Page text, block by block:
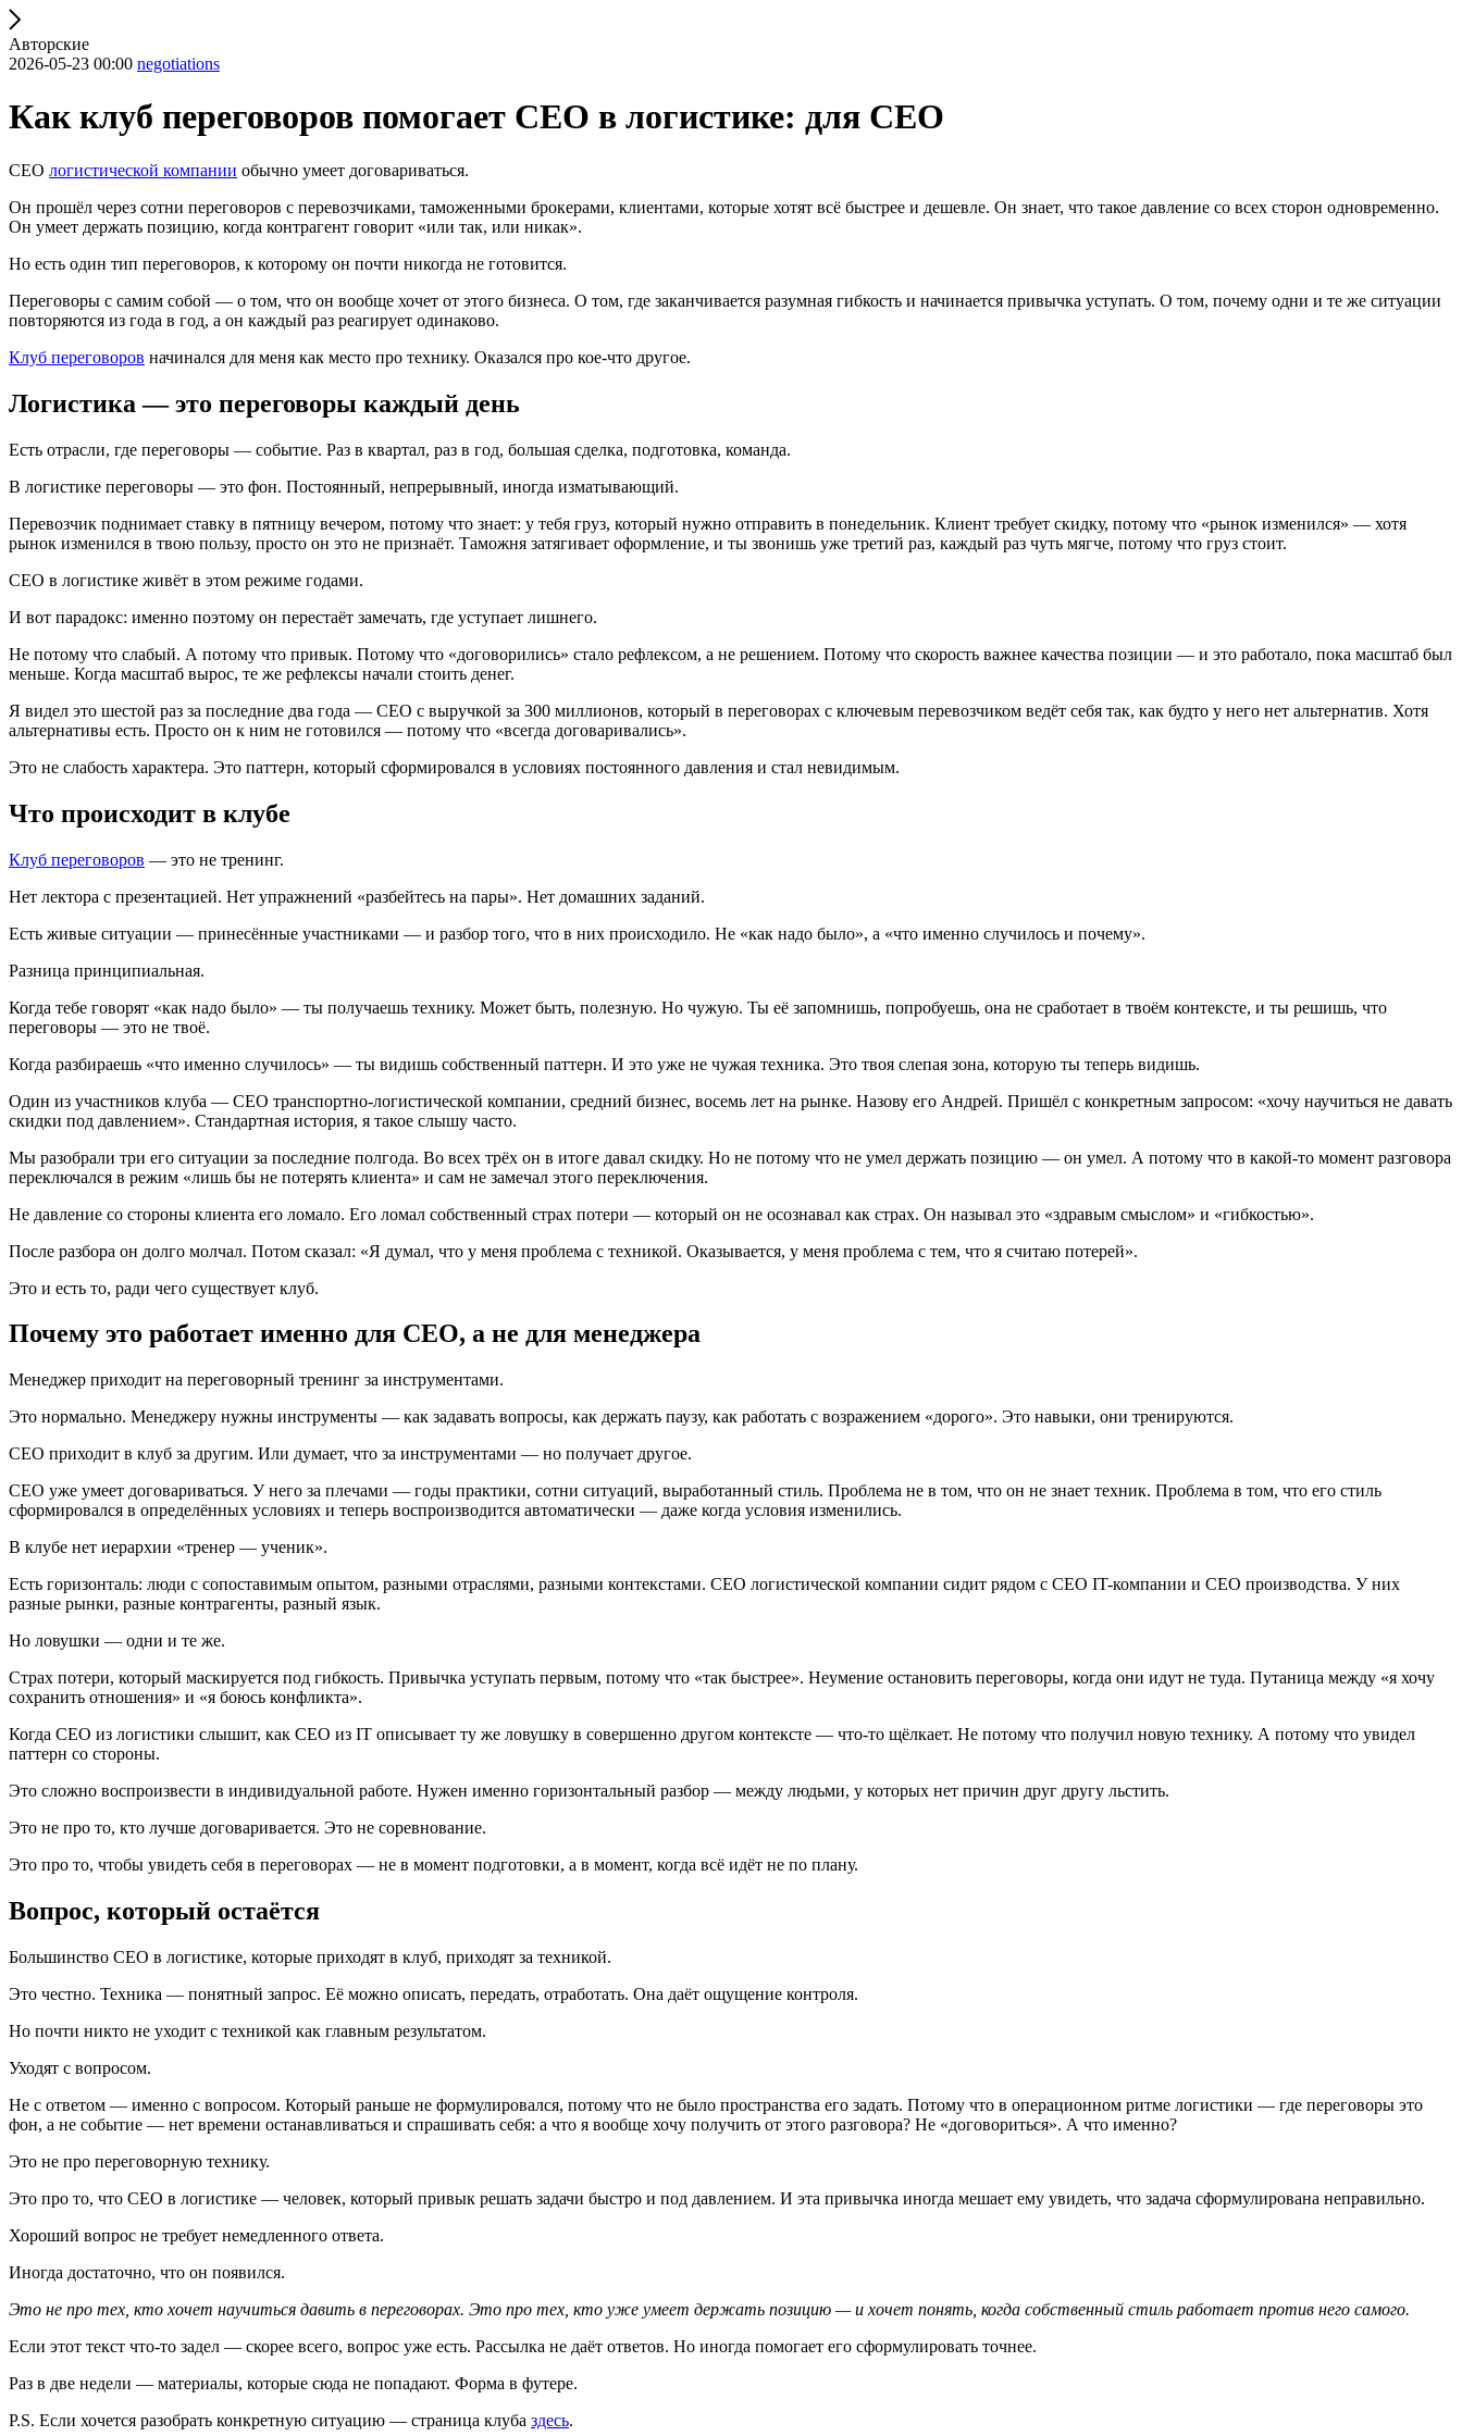
Авторские
2026-05-23 00:00 negotiations
Как клуб переговоров помогает CEO в логистике: для CEO
CEO логистической компании обычно умеет договариваться.
Он прошёл через сотни переговоров с перевозчиками, таможенными брокерами, клиентами, которые хотят всё быстрее и дешевле. Он знает, что такое давление со всех сторон одновременно.
Он умеет держать позицию, когда контрагент говорит «или так, или никак».
Но есть один тип переговоров, к которому он почти никогда не готовится.
Переговоры с самим собой — о том, что он вообще хочет от этого бизнеса. О том, где заканчивается разумная гибкость и начинается привычка уступать. О том, почему одни и те же ситуации
повторяются из года в год, а он каждый раз реагирует одинаково.
Клуб переговоров начинался для меня как место про технику. Оказался про кое-что другое.
Логистика — это переговоры каждый день
Есть отрасли, где переговоры — событие. Раз в квартал, раз в год, большая сделка, подготовка, команда.
В логистике переговоры — это фон. Постоянный, непрерывный, иногда изматывающий.
Перевозчик поднимает ставку в пятницу вечером, потому что знает: у тебя груз, который нужно отправить в понедельник. Клиент требует скидку, потому что «рынок изменился» — хотя
рынок изменился в твою пользу, просто он это не признаёт. Таможня затягивает оформление, и ты звонишь уже третий раз, каждый раз чуть мягче, потому что груз стоит.
CEO в логистике живёт в этом режиме годами.
И вот парадокс: именно поэтому он перестаёт замечать, где уступает лишнего.
Не потому что слабый. А потому что привык. Потому что «договорились» стало рефлексом, а не решением. Потому что скорость важнее качества позиции — и это работало, пока масштаб был
меньше. Когда масштаб вырос, те же рефлексы начали стоить денег.
Я видел это шестой раз за последние два года — CEO с выручкой за 300 миллионов, который в переговорах с ключевым перевозчиком ведёт себя так, как будто у него нет альтернатив. Хотя
альтернативы есть. Просто он к ним не готовился — потому что «всегда договаривались».
Это не слабость характера. Это паттерн, который сформировался в условиях постоянного давления и стал невидимым.
Что происходит в клубе
Клуб переговоров — это не тренинг.
Нет лектора с презентацией. Нет упражнений «разбейтесь на пары». Нет домашних заданий.
Есть живые ситуации — принесённые участниками — и разбор того, что в них происходило. Не «как надо было», а «что именно случилось и почему».
Разница принципиальная.
Когда тебе говорят «как надо было» — ты получаешь технику. Может быть, полезную. Но чужую. Ты её запомнишь, попробуешь, она не сработает в твоём контексте, и ты решишь, что
переговоры — это не твоё.
Когда разбираешь «что именно случилось» — ты видишь собственный паттерн. И это уже не чужая техника. Это твоя слепая зона, которую ты теперь видишь.
Один из участников клуба — CEO транспортно-логистической компании, средний бизнес, восемь лет на рынке. Назову его Андрей. Пришёл с конкретным запросом: «хочу научиться не давать
скидки под давлением». Стандартная история, я такое слышу часто.
Мы разобрали три его ситуации за последние полгода. Во всех трёх он в итоге давал скидку. Но не потому что не умел держать позицию — он умел. А потому что в какой-то момент разговора
переключался в режим «лишь бы не потерять клиента» и сам не замечал этого переключения.
Не давление со стороны клиента его ломало. Его ломал собственный страх потери — который он не осознавал как страх. Он называл это «здравым смыслом» и «гибкостью».
После разбора он долго молчал. Потом сказал: «Я думал, что у меня проблема с техникой. Оказывается, у меня проблема с тем, что я считаю потерей».
Это и есть то, ради чего существует клуб.
Почему это работает именно для CEO, а не для менеджера
Менеджер приходит на переговорный тренинг за инструментами.
Это нормально. Менеджеру нужны инструменты — как задавать вопросы, как держать паузу, как работать с возражением «дорого». Это навыки, они тренируются.
CEO приходит в клуб за другим. Или думает, что за инструментами — но получает другое.
CEO уже умеет договариваться. У него за плечами — годы практики, сотни ситуаций, выработанный стиль. Проблема не в том, что он не знает техник. Проблема в том, что его стиль
сформировался в определённых условиях и теперь воспроизводится автоматически — даже когда условия изменились.
В клубе нет иерархии «тренер — ученик».
Есть горизонталь: люди с сопоставимым опытом, разными отраслями, разными контекстами. CEO логистической компании сидит рядом с CEO IT-компании и CEO производства. У них
разные рынки, разные контрагенты, разный язык.
Но ловушки — одни и те же.
Страх потери, который маскируется под гибкость. Привычка уступать первым, потому что «так быстрее». Неумение остановить переговоры, когда они идут не туда. Путаница между «я хочу
сохранить отношения» и «я боюсь конфликта».
Когда CEO из логистики слышит, как CEO из IT описывает ту же ловушку в совершенно другом контексте — что-то щёлкает. Не потому что получил новую технику. А потому что увидел
паттерн со стороны.
Это сложно воспроизвести в индивидуальной работе. Нужен именно горизонтальный разбор — между людьми, у которых нет причин друг другу льстить.
Это не про то, кто лучше договаривается. Это не соревнование.
Это про то, чтобы увидеть себя в переговорах — не в момент подготовки, а в момент, когда всё идёт не по плану.
Вопрос, который остаётся
Большинство CEO в логистике, которые приходят в клуб, приходят за техникой.
Это честно. Техника — понятный запрос. Её можно описать, передать, отработать. Она даёт ощущение контроля.
Но почти никто не уходит с техникой как главным результатом.
Уходят с вопросом.
Не с ответом — именно с вопросом. Который раньше не формулировался, потому что не было пространства его задать. Потому что в операционном ритме логистики — где переговоры это
фон, а не событие — нет времени останавливаться и спрашивать себя: а что я вообще хочу получить от этого разговора? Не «договориться». А что именно?
Это не про переговорную технику.
Это про то, что CEO в логистике — человек, который привык решать задачи быстро и под давлением. И эта привычка иногда мешает ему увидеть, что задача сформулирована неправильно.
Хороший вопрос не требует немедленного ответа.
Иногда достаточно, что он появился.
Это не про тех, кто хочет научиться давить в переговорах. Это про тех, кто уже умеет держать позицию — и хочет понять, когда собственный стиль работает против него самого.
Если этот текст что-то задел — скорее всего, вопрос уже есть. Рассылка не даёт ответов. Но иногда помогает его сформулировать точнее.
Раз в две недели — материалы, которые сюда не попадают. Форма в футере.
P.S. Если хочется разобрать конкретную ситуацию — страница клуба здесь.